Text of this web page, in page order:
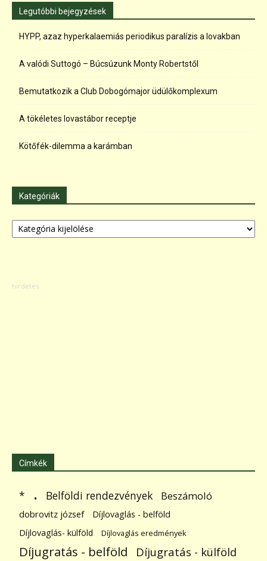
Legutóbbi bejegyzések
HYPP, azaz hyperkalaemiás periodikus paralízis a lovakban
A valódi Suttogó – Búcsúzunk Monty Robertstől
Bemutatkozik a Club Dobogómajor üdülőkomplexum
A tökéletes lovastábor receptje
Kötőfék-dilemma a karámban
Kategóriák
Kategóriák
Címkék
* . Belföldi rendezvények Beszámoló
dobrovitz józsef
Díjlovaglás - belföld
Díjlovaglás- külföld
Díjlovaglás eredmények
Díjugratás - belföld Díjugratás - külföld